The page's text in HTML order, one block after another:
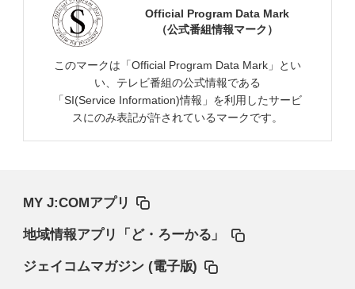
Official Program Data Mark
（公式番組情報マーク）
このマークは「Official Program Data Mark」とい
い、テレビ番組の公式情報である
「SI(Service Information)情報」を利用したサービ
スにのみ表記が許されているマークです。
MY J:COMアプリ
地域情報アプリ「ど・ろーかる」
ジェイコムマガジン (電子版)